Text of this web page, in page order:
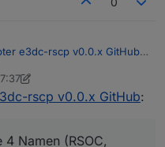
e3dc-rscp v0.0.x GitHub:
Tag (programmintern)
Dez. 2021, 18:44
rscp v0.0.x GitHub:
Namen (RSOC,